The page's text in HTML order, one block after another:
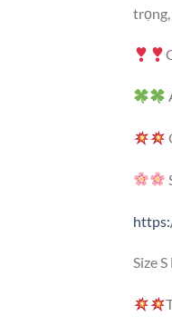
Size